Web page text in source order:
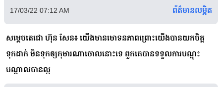
17/03/22 07:12 AM ព័ត៌មានលម្អិត
សម្តេចតេជោ ហ៊ុន សែន៖ យើងមានមោទនភាពព្រោះយើងបានយកចិត្ត
ទុកដាក់ មិនទុកឲ្យកុមារណាចោលនោះទេ ពួកគេបានទទួលការបណ្តុះ
បណ្តាលបានល្អ